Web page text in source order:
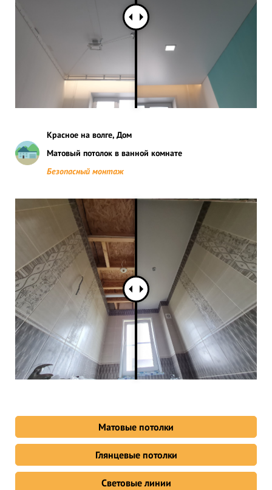
Красное на волге, Дом
Матовый потолок в ванной комнате
Безопасный монтаж
Матовые потолки
Глянцевые потолки
Световые линии